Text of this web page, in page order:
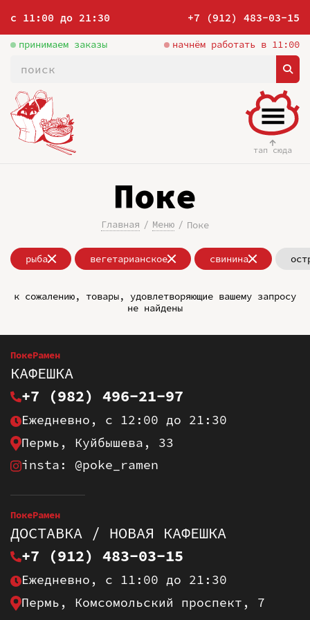
с 11:00 до 21:30 +7 (912) 483-03-15
принимаем заказы начнём работать в 11:00
тап сюда
Поке
Главная Меню Поке
рыба вегетарианское свинина
к сожалению, товары, удовлетворяющие вашему запросу
не найдены
ПокеРамен
КАФЕШКА
+7 (982) 496-21-97
Ежедневно, с 12:00 до 21:30
Пермь, Куйбышева, 33
insta: @poke_ramen
ПокеРамен
ДОСТАВКА / НОВАЯ КАФЕШКА
+7 (912) 483-03-15
Ежедневно, с 11:00 до 21:30
Пермь, Комсомольский проспект, 7